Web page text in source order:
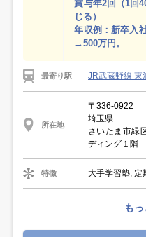
賞与年2回（1回
じる）
年収例：新卒入
→500万円。
最寄り駅 JR武蔵野線 東
所在地
〒336-0922
埼玉県
さいたま市緑
ディング１階
特徴 大手学習塾, 定
も